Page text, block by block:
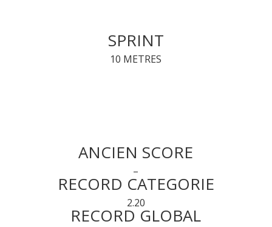
SPRINT
10 METRES
ANCIEN SCORE
–
RECORD CATEGORIE
2.20
RECORD GLOBAL